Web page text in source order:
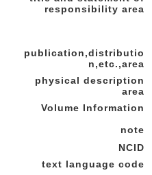
responsibility area
publication,distributio
n,etc.,area
physical description
area
Volume Information
note
NCID
text language code